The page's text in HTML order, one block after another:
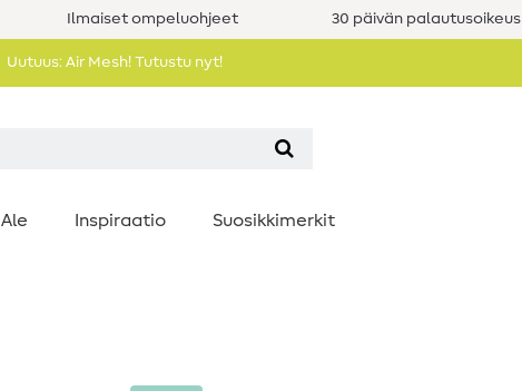
Ilmaiset ompeluohjeet 30 päivän palautusoikeus
Uutuus: Air Mesh! Tutustu nyt!
Ale Inspiraatio Suosikkimerkit